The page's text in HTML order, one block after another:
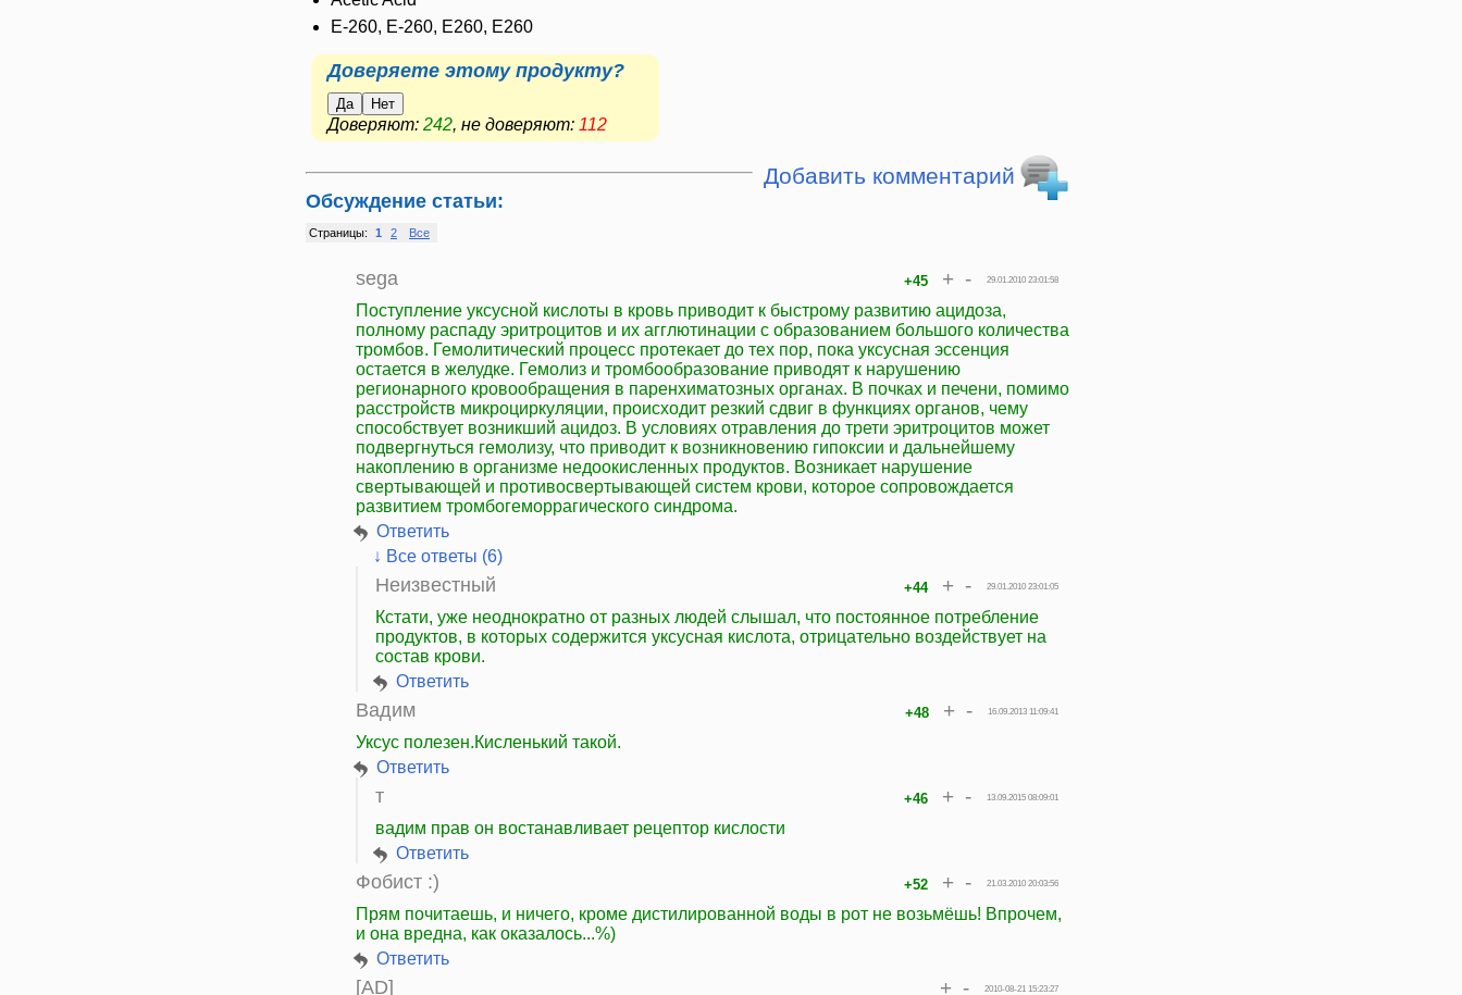
E-260, Е-260, E260, Е260
Доверяете этому продукту?
Да Нет
Доверяют: 242, не доверяют: 112
Добавить комментарий
Обсуждение статьи:
Страницы: 1 2 Все
sega 29.01.2010 23:01:58
+45 + -
Поступление уксусной кислоты в кровь приводит к быстрому развитию ацидоза,
полному распаду эритроцитов и их агглютинации с образованием большого количества
тромбов. Гемолитический процесс протекает до тех пор, пока уксусная эссенция
остается в желудке. Гемолиз и тромбообразование приводят к нарушению
регионарного кровообращения в паренхиматозных органах. В почках и печени, помимо
расстройств микроциркуляции, происходит резкий сдвиг в функциях органов, чему
способствует возникший ацидоз. В условиях отравления до трети эритроцитов может
подвергнуться гемолизу, что приводит к возникновению гипоксии и дальнейшему
накоплению в организме недоокисленных продуктов. Возникает нарушение
свертывающей и противосвертывающей систем крови, которое сопровождается
развитием тромбогеморрагического синдрома.
Ответить
↓ Все ответы (6)
Неизвестный 29.01.2010 23:01:05
+44 + -
Кстати, уже неоднократно от разных людей слышал, что постоянное потребление
продуктов, в которых содержится уксусная кислота, отрицательно воздействует на
состав крови.
Ответить
Вадим 16.09.2013 11:09:41
+48 + -
Уксус полезен.Кисленький такой.
Ответить
т 13.09.2015 08:09:01
+46 + -
вадим прав он востанавливает рецептор кислости
Ответить
Фобист :) 21.03.2010 20:03:56
+52 + -
Прям почитаешь, и ничего, кроме дистилированной воды в рот не возьмёшь! Впрочем,
и она вредна, как оказалось...%)
Ответить
[AD] 2010-08-21 15:23:27
+ -